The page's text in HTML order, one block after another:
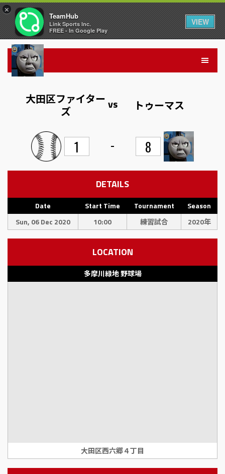
大田区ファイター
ズ
vs トゥーマス
1 - 8
DETAILS
Date Start Time Tournament
Season
Sun, 06 Dec 2020
10:00 練習試合 2020年
LOCATION
多摩川緑地 野球場
大田区西六郷４丁目
×
TeamHub
Link Sports Inc.
FREE - In Google Play
VIEW